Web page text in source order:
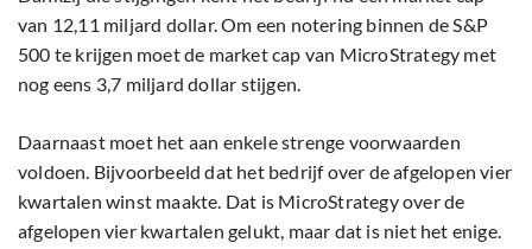
van 12,11 miljard dollar. Om een notering binnen de S&P
500 te krijgen moet de market cap van MicroStrategy met
nog eens 3,7 miljard dollar stijgen.
Daarnaast moet het aan enkele strenge voorwaarden
voldoen. Bijvoorbeeld dat het bedrijf over de afgelopen vier
kwartalen winst maakte. Dat is MicroStrategy over de
afgelopen vier kwartalen gelukt, maar dat is niet het enige.